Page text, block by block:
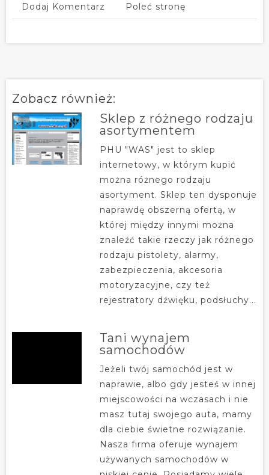
Dodaj Komentarz Poleć stronę
Zobacz również:
Sklep z różnego rodzaju
asortymentem
PHU "WAS" jest to sklep
internetowy, w którym kupić
można różnego rodzaju
asortyment. Sklep ten dysponuje
naprawdę obszerną ofertą, w
której między innymi można
znaleźć takie rzeczy jak różnego
rodzaju pistolety, alarmy,
zabezpieczenia, akcesoria
motoryzacyjne, czy też
rejestratory dźwięku, podsłuchy...
Tani wynajem
samochodów
Jeżeli twój samochód jest w
naprawie, albo gdy jesteś w innej
miejscowości na wczasach i nie
masz tutaj swojego auta, mamy
dla ciebie świetne rozwiązanie.
Nasza firma oferuje wynajem
używanych samochodów w